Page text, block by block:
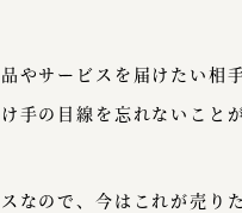
やサービスを届けたい相
手の目線を忘れないこと
なので、今はこれが売り